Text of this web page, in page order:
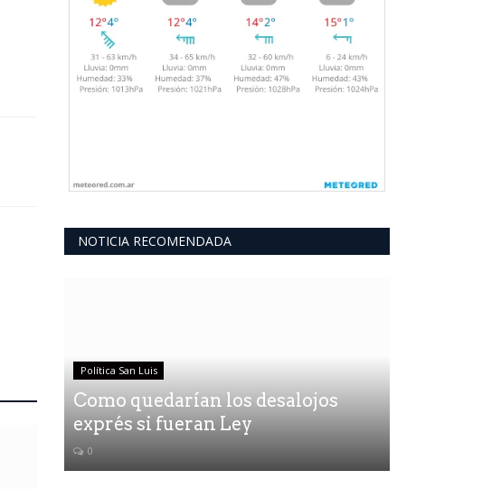
NOTICIA RECOMENDADA
Política San Luis
Como quedarían los desalojos
exprés si fueran Ley
0